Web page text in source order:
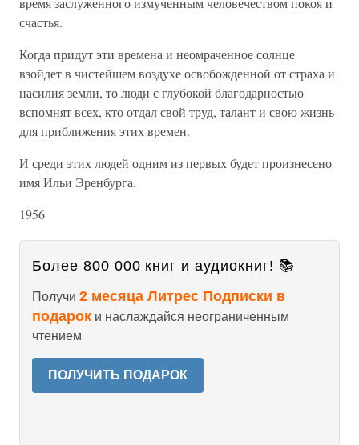
счастья.
Когда придут эти времена и неомраченное солнце
взойдет в чистейшем воздухе освобожденной от страха и
насилия земли, то люди с глубокой благодарностью
вспомнят всех, кто отдал свой труд, талант и свою жизнь
для приближения этих времен.
И среди этих людей одним из первых будет произнесено
имя Ильи Эренбурга.
1956
Более 800 000 книг и аудиокниг! 📚
Получи 2 месяца Литрес Подписки в
подарок и наслаждайся неограниченным
чтением
ПОЛУЧИТЬ ПОДАРОК